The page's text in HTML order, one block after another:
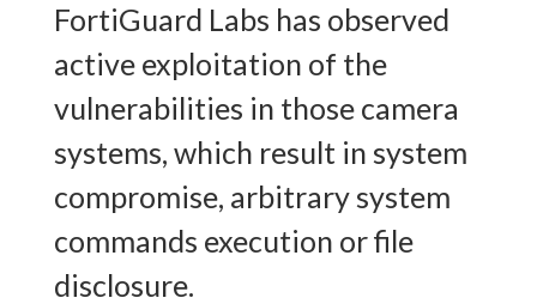
FortiGuard Labs has observed
active exploitation of the
vulnerabilities in those camera
systems, which result in system
compromise, arbitrary system
commands execution or file
disclosure.